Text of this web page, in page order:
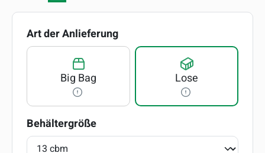
Art der Anlieferungauswählen
Big Bag Lose
Behältergrößeauswählen